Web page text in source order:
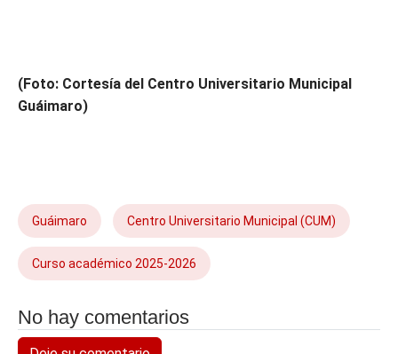
(Foto: Cortesía del Centro Universitario Municipal
Guáimaro)
Guáimaro Centro Universitario Municipal (CUM)
Curso académico 2025-2026
No hay comentarios